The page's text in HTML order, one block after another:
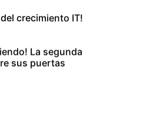
crecimiento IT!
La segunda
sus puertas